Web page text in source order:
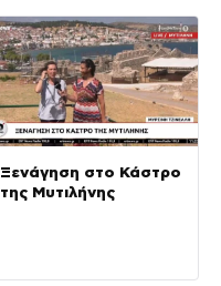
Ξενάγηση στο Κάστρο
της Μυτιλήνης